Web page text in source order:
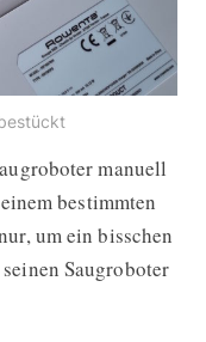
manuell
bestimmten
um ein bisschen
Saugroboter